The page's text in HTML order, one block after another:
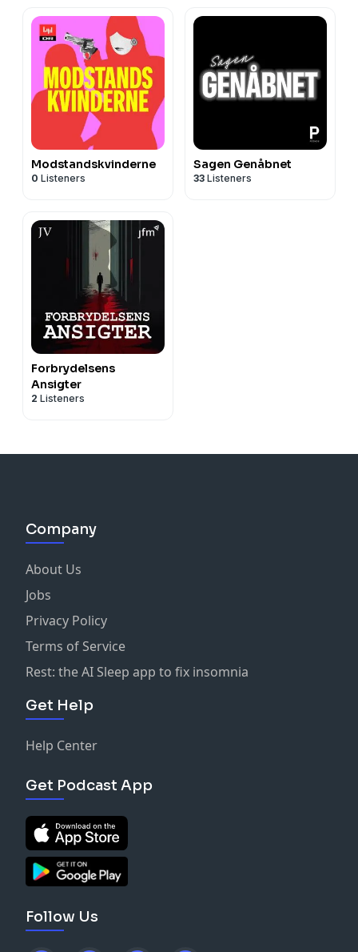
Modstandskvinderne
0 Listeners
Sagen Genåbnet
33 Listeners
Forbrydelsens
Ansigter
2 Listeners
Company
About Us
Jobs
Privacy Policy
Terms of Service
Rest: the AI Sleep app to fix insomnia
Get Help
Help Center
Get Podcast App
Follow Us